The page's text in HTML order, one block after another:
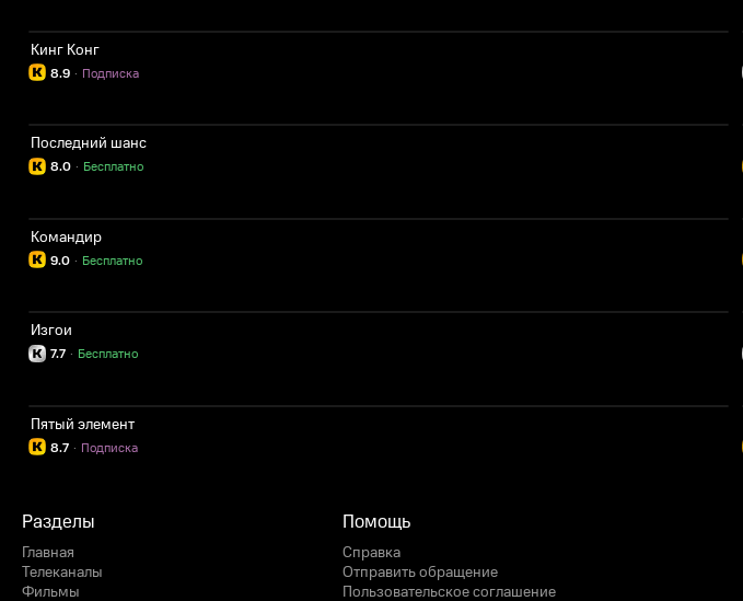
Кинг Конг
8.9 Подписка
·
Последний шанс
8.0 Бесплатно
·
Командир
9.0 Бесплатно
·
Изгои
7.7 Бесплатно
·
Пятый элемент
8.7 Подписка
·
Разделы
Главная
Телеканалы
Фильмы
Помощь
Справка
Отправить обращение
Пользовательское соглашение